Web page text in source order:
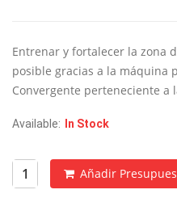
era:
€1,990.
es:
€995.
Entrenar y fortalecer la zona
posible gracias a la máquina
Convergente perteneciente a
Available: In Stock
Añadir